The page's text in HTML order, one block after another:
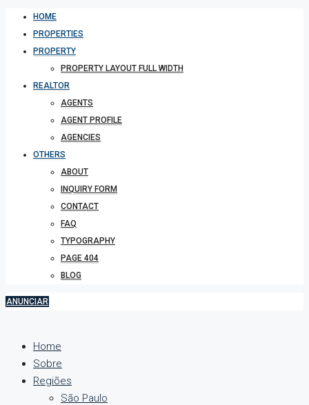
HOME
PROPERTIES
PROPERTY
PROPERTY LAYOUT FULL WIDTH
REALTOR
AGENTS
AGENT PROFILE
AGENCIES
OTHERS
ABOUT
INQUIRY FORM
CONTACT
FAQ
TYPOGRAPHY
PAGE 404
BLOG
ANUNCIAR
Home
Sobre
Regiões
São Paulo